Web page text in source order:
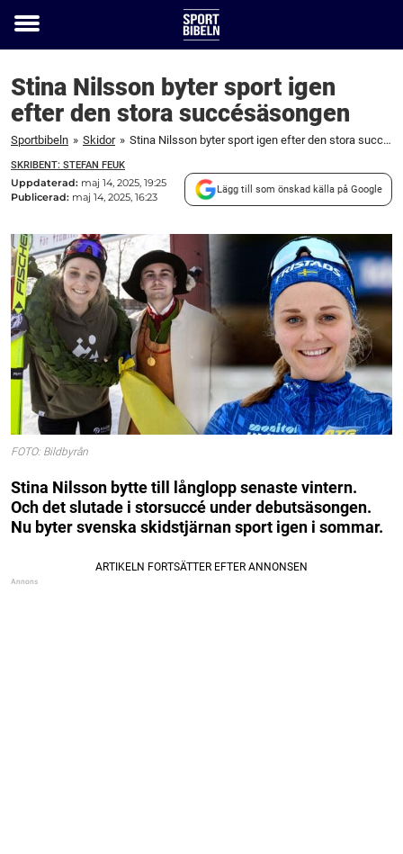
Toggle
Stina Nilsson byter sport igen
efter den stora succésäsongen
Sportbibeln » Skidor » Stina Nilsson byter sport igen efter den stora succésäsongen
SKRIBENT: STEFAN FEUK
Uppdaterad: maj 14, 2025, 19:25
Publicerad: maj 14, 2025, 16:23
Lägg till som önskad källa på Google
FOTO: Bildbyrån
Stina Nilsson bytte till långlopp senaste vintern.
Och det slutade i storsuccé under debutsäsongen.
Nu byter svenska skidstjärnan sport igen i sommar.